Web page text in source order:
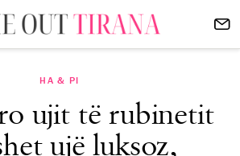
HA & PI
ujit të rubinetit
ujë luksoz,